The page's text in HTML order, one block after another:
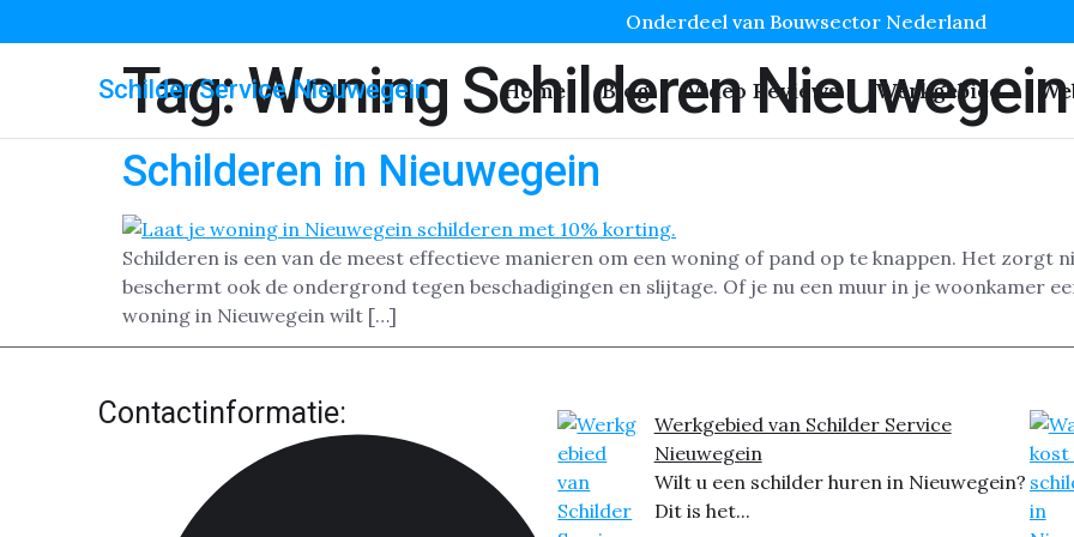
Onderdeel van Bouwsector Nederland
Schilder Service Nieuwegein Home Blog Video Reviews Werkgebied
Tag:Woning Schilderen Nieuwegein
Schilderen in Nieuwegein
Schilderen is een van de meest effectieve manieren om een woning of pand op te knappen. Het zorgt
beschermt ook de ondergrond tegen beschadigingen en slijtage. Of je nu een muur in je woonkamer
woning in Nieuwegein wilt […]
Contactinformatie:
Werkgebied van Schilder Service
Nieuwegein
Wilt u een schilder huren in Nieuwegein?
Dit is het...